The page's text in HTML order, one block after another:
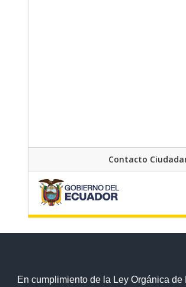
En cumplimiento de la Ley Orgánica
Contacto